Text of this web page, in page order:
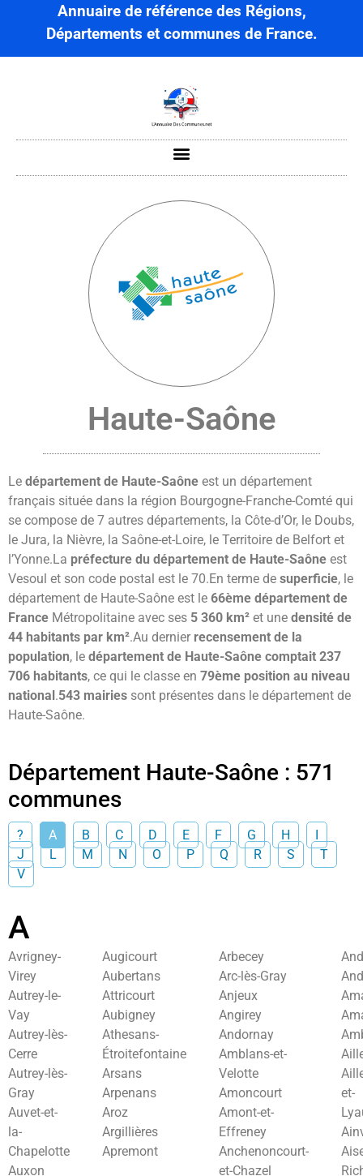
Annuaire de référence des Régions,
Départements et communes de France.
Haute-Saône
Le département de Haute-Saône est un département
français située dans la région Bourgogne-Franche-Comté qui
se compose de 7 autres départements, la Côte-d’Or, le Doubs,
le Jura, la Nièvre, la Saône-et-Loire, le Territoire de Belfort et
l’Yonne.La préfecture du département de Haute-Saône est
Vesoul et son code postal est le 70.En terme de superficie, le
département de Haute-Saône est le 66ème département de
France Métropolitaine avec ses 5 360 km² et une densité de
44 habitants par km².Au dernier recensement de la
population, le département de Haute-Saône comptait 237
706 habitants, ce qui le classe en 79ème position au niveau
national.543 mairies sont présentes dans le département de
Haute-Saône.
Département Haute-Saône : 571
communes
? A B C D E F G H
I
J
L M N O P Q R S
T
V
A
Avrigney-
Virey
Autrey-le-
Vay
Autrey-lès-
Cerre
Autrey-lès-
Gray
Auvet-et-
la-
Chapelotte
Auxon
Augicourt
Aubertans
Attricourt
Aubigney
Athesans-
Étroitefontaine
Arsans
Arpenans
Aroz
Argillières
Apremont
Arbecey
Arc-lès-Gray
Anjeux
Angirey
Andornay
Amblans-et-
Velotte
Amoncourt
Amont-et-
Effreney
Anchenoncourt-
et-Chazel
et-